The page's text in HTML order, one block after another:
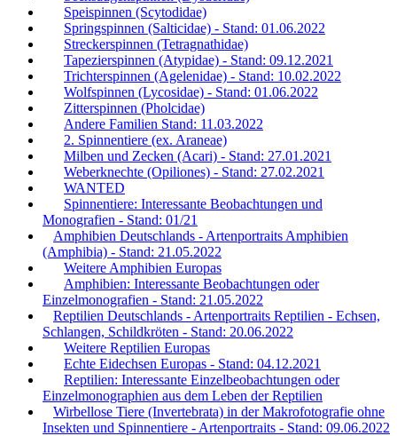
Speispinnen (Scytodidae)
Springspinnen (Salticidae) - Stand: 01.06.2022
Streckerspinnen (Tetragnathidae)
Tapezierspinnen (Atypidae) - Stand: 09.12.2021
Trichterspinnen (Agelenidae) - Stand: 10.02.2022
Wolfspinnen (Lycosidae) - Stand: 01.06.2022
Zitterspinnen (Pholcidae)
Andere Familien Stand: 11.03.2022
2. Spinnentiere (ex. Araneae)
Milben und Zecken (Acari) - Stand: 27.01.2021
Weberknechte (Opiliones) - Stand: 27.02.2021
WANTED
Spinnentiere: Interessante Beobachtungen und
Monografien - Stand: 01/21
Amphibien Deutschlands - Artenportraits Amphibien
(Amphibia) - Stand: 21.05.2022
Weitere Amphibien Europas
Amphibien: Interessante Beobachtungen oder
Einzelmonografien - Stand: 21.05.2022
Reptilien Deutschlands - Artenportraits Reptilien - Echsen,
Schlangen, Schildkröten - Stand: 20.06.2022
Weitere Reptilien Europas
Echte Eidechsen Europas - Stand: 04.12.2021
Reptilien: Interessante Einzelbeobachtungen oder
Einzelmonographien aus dem Leben der Reptilien
Wirbellose Tiere (Invertebrata) in der Makrofotografie ohne
Insekten und Spinnentiere - Artenportraits - Stand: 09.06.2022